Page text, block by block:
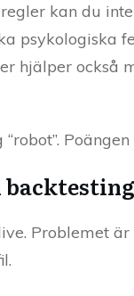
kan du
psykologiska
hjälper också
Problemet